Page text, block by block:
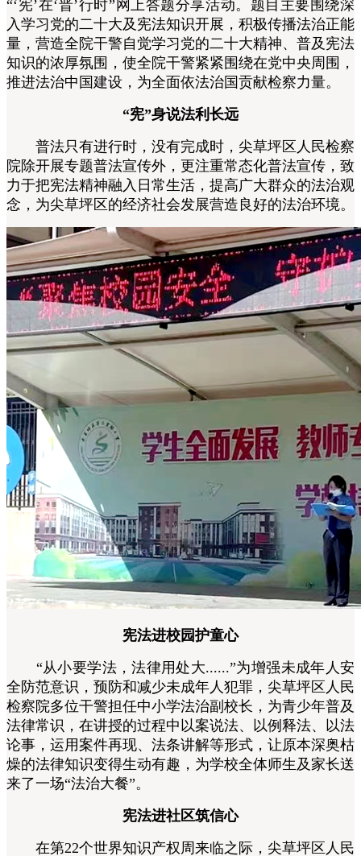
“‘宪’在‘晋’行时”网上答题分享活动。题目主要围绕深
入学习党的二十大及宪法知识开展，积极传播法治正能
量，营造全院干警自觉学习党的二十大精神、普及宪法
知识的浓厚氛围，使全院干警紧紧围绕在党中央周围，
推进法治中国建设，为全面依法治国贡献检察力量。
“宪”身说法利长远
普法只有进行时，没有完成时， 尖草坪区人民检察
院除开展专题普法宣传外，更注重常态化普法宣传，致
力于把宪法精神融入日常生活，提高广大群众的法治观
念，为尖草坪区的经济社会发展营造良好的法治环境。
宪法进校园护童心
“从小要学法，法律用处大......”为增强未成年人安
全防范意识，预防和减少未成年人犯罪， 尖草坪区人民
检察院多位干警担任中小学法治副校长，为青少年普及
法律常识，在讲授的过程中以案说法、以例释法、以法
论事，运用案件再现、法条讲解等形式，让原本深奥枯
燥的法律知识变得生动有趣，为学校全体师生及家长送
来了一场“法治大餐”。
宪法进社区筑信心
在第22个世界知识产权周来临之际， 尖草坪区人民